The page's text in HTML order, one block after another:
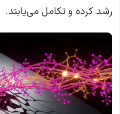
رشد کرده و تکامل می‌یابند.